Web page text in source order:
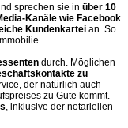
sprechen sie in über 10
Kanäle wie Facebook
Kundenkartei an. So
durch. Möglichen
zu
der natürlich auch
zu Gute kommt.
, inklusive der notariellen